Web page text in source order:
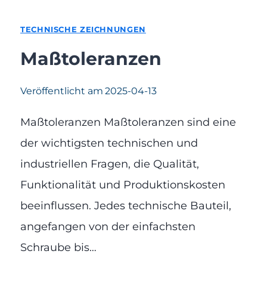
TECHNISCHE ZEICHNUNGEN
Maßtoleranzen
Veröffentlicht am 2025-04-13
Maßtoleranzen Maßtoleranzen sind eine
der wichtigsten technischen und
industriellen Fragen, die Qualität,
Funktionalität und Produktionskosten
beeinflussen. Jedes technische Bauteil,
angefangen von der einfachsten
Schraube bis…